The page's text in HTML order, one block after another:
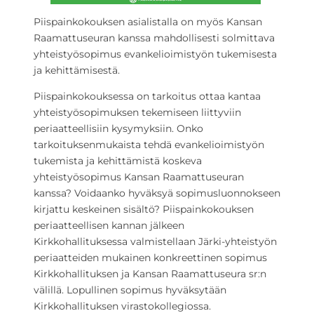
Piispainkokouksen asialistalla on myös Kansan
Raamattuseuran kanssa mahdollisesti solmittava
yhteistyösopimus evankelioimistyön tukemisesta
ja kehittämisestä.
Piispainkokouksessa on tarkoitus ottaa kantaa
yhteistyösopimuksen tekemiseen liittyviin
periaatteellisiin kysymyksiin. Onko
tarkoituksenmukaista tehdä evankelioimistyön
tukemista ja kehittämistä koskeva
yhteistyösopimus Kansan Raamattuseuran
kanssa? Voidaanko hyväksyä sopimusluonnokseen
kirjattu keskeinen sisältö? Piispainkokouksen
periaatteellisen kannan jälkeen
Kirkkohallituksessa valmistellaan Järki-yhteistyön
periaatteiden mukainen konkreettinen sopimus
Kirkkohallituksen ja Kansan Raamattuseura sr:n
välillä. Lopullinen sopimus hyväksytään
Kirkkohallituksen virastokollegiossa.